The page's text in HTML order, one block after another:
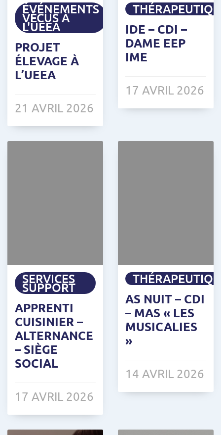
ÉVÉNEMENTS
VÉCUS À
L'UEEA
PROJET
ÉLEVAGE À
L’UEEA
21 AVRIL 2026
IDE – CDI –
DAME EEP
IME
17 AVRIL 2026
SERVICES
SUPPORT
APPRENTI
CUISINIER –
ALTERNANCE
– SIÈGE
SOCIAL
17 AVRIL 2026
AS NUIT – CDI
– MAS « LES
MUSICALIES
»
14 AVRIL 2026